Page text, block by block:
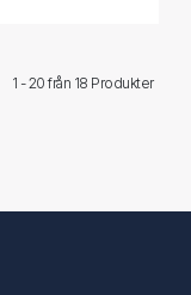
1 - 20 från 18 Produkter